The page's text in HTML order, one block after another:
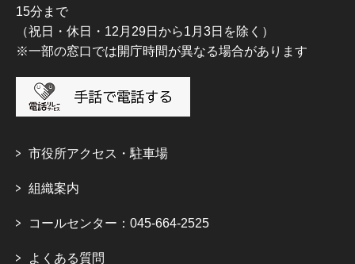
15分まで
（祝日・休日・12月29日から1月3日を除く）
※一部の窓口では開庁時間が異なる場合があります
市役所アクセス・駐車場
組織案内
コールセンター：045-664-2525
よくある質問